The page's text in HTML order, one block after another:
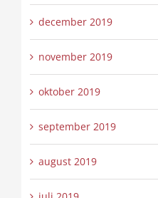
december 2019
november 2019
oktober 2019
september 2019
august 2019